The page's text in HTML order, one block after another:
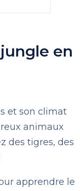
en
et son climat
animaux
des tigres, des
apprendre le